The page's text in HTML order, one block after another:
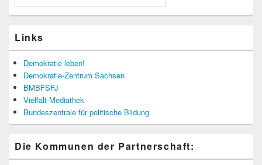
Links
Demokratie leben!
Demokratie-Zentrum Sachsen
BMBFSFJ
Vielfalt-Mediathek
Bundeszentrale für politische Bildung
Die Kommunen der Partnerschaft: